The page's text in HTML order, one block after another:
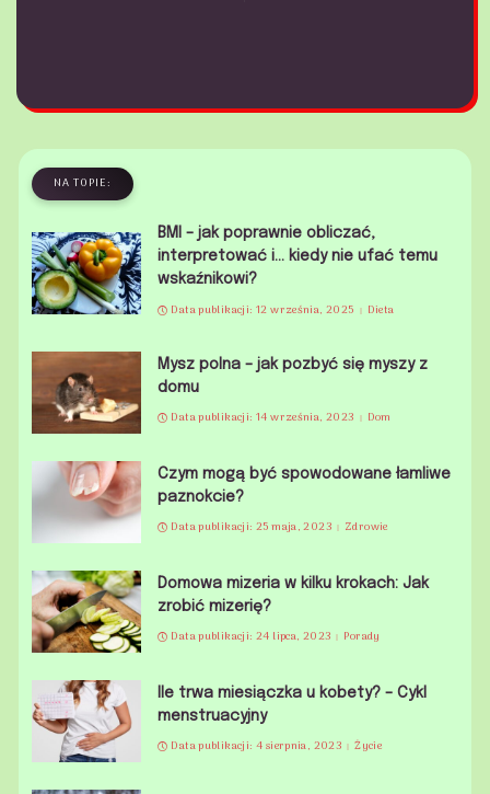
NA TOPIE:
BMI – jak poprawnie obliczać,
interpretować i… kiedy nie ufać temu
wskaźnikowi?
Data publikacji: 12 września, 2025 Dieta
Mysz polna – jak pozbyć się myszy z
domu
Data publikacji: 14 września, 2023 Dom
Czym mogą być spowodowane łamliwe
paznokcie?
Data publikacji: 25 maja, 2023 Zdrowie
Domowa mizeria w kilku krokach: Jak
zrobić mizerię?
Data publikacji: 24 lipca, 2023 Porady
Ile trwa miesiączka u kobety? – Cykl
menstruacyjny
Data publikacji: 4 sierpnia, 2023 Życie